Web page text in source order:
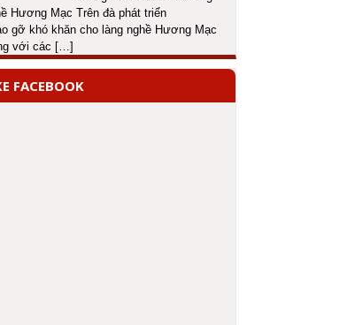
Hương Mạc Trên đà phát triển
gỡ khó khăn cho làng nghề Hương Mạc
với các […]
FACEBOOK